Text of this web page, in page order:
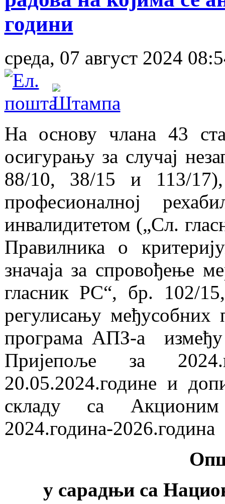
години
среда, 07 август 2024
На основу члана 43
осигурању за случај
88/10, 38/15 и 113/
професионалној
инвалидитетом („Сл.
Правилника о
значаја за спровођење
гласник РС“, бр. 102/
регулисању међусобних
програма АПЗ-а
Пријепоље за
20.05.2024.године и
складу са
2024.година-2026.година
у сарадњи са